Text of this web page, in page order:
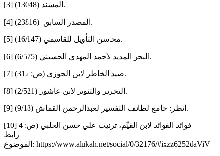
[3] المسند (13048).
[4] المصدر السابق (23816).
[5] محاسن التأويل للقاسمي (16/147).
[6] البحر المديد لأحمد المهدي الحسيني (6/575).
[7] صيد الخاطر لابن الجوزي (ص: 312).
[8] التحرير والتنوير لابن عاشور (2/521).
[9] انظر: جامع لطائف التفسير لعبدالرحمن القماش (9/18).
[10] فوائد الفوائد لابن القيِّم، ترتيب علي حسن الحلبي (ص: 4
رابط
الموضوع: https://www.alukah.net/social/0/32176/#ixzz6252daViV